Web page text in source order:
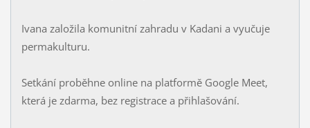
Ivana založila komunitní zahradu v Kadani a vyučuje
permakulturu.
Setkání proběhne online na platformě Google Meet,
která je zdarma, bez registrace a přihlašování.